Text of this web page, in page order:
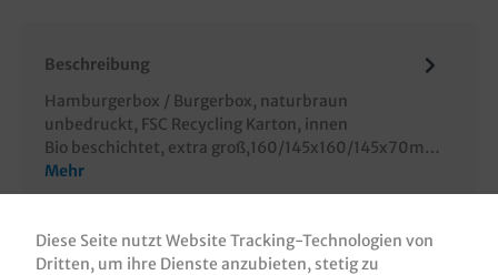
Beschreibung
Hamburgerbox / Burgerbox, naturbraun
unbedruckt, FSC Recycling Karton, innen
Bio beschichtet, extra groß,160/145x160/145x70m…
Mehr
Informationen zur Produktsicherheit
Diese Seite nutzt Website Tracking-Technologien von
Dritten, um ihre Dienste anzubieten, stetig zu